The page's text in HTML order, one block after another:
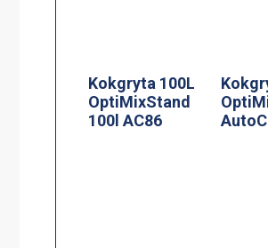
Kokgryta 100L
OptiMixStand
100l AC86